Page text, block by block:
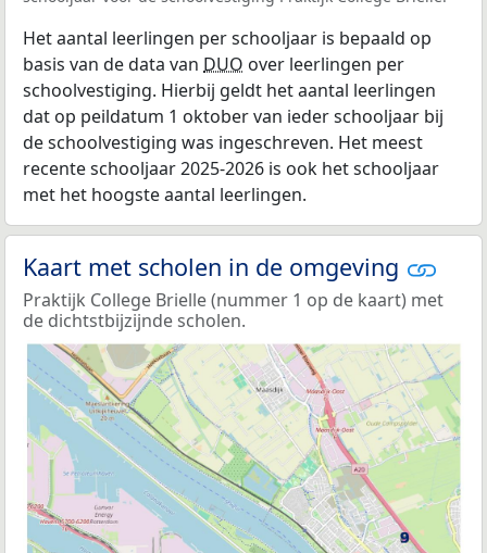
Het aantal leerlingen per schooljaar is bepaald op
basis van de data van DUO over leerlingen per
schoolvestiging. Hierbij geldt het aantal leerlingen
dat op peildatum 1 oktober van ieder schooljaar bij
de schoolvestiging was ingeschreven. Het meest
recente schooljaar 2025-2026 is ook het schooljaar
met het hoogste aantal leerlingen.
Kaart met scholen in de omgeving
Praktijk College Brielle (nummer 1 op de kaart) met
de dichtstbijzijnde scholen.